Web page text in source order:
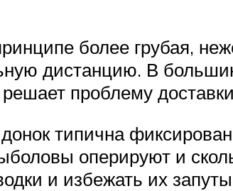
более грубая,
дистанцию. В
проблему
типична
оперируют и
и избежать их